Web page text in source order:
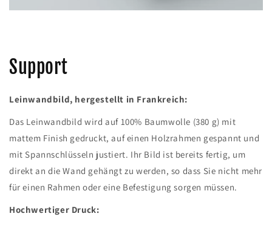
Support
Leinwandbild, hergestellt in Frankreich:
Das Leinwandbild wird auf 100% Baumwolle (380 g) mit
mattem Finish gedruckt, auf einen Holzrahmen gespannt und
mit Spannschlüsseln justiert. Ihr Bild ist bereits fertig, um
direkt an die Wand gehängt zu werden, so dass Sie nicht mehr
für einen Rahmen oder eine Befestigung sorgen müssen.
Hochwertiger Druck: